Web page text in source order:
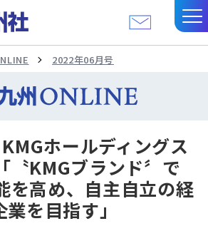
2022年06月号
ホールディングス
〝KMGブランド〞で
を高め、自主自立の経
を目指す」